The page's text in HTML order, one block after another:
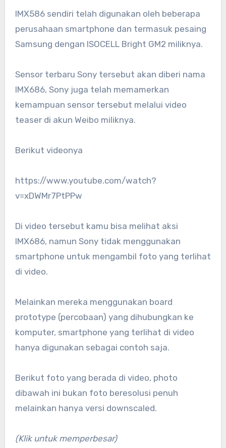
IMX586 sendiri telah digunakan oleh beberapa
perusahaan smartphone dan termasuk pesaing
Samsung dengan ISOCELL Bright GM2 miliknya.
Sensor terbaru Sony tersebut akan diberi nama
IMX686, Sony juga telah memamerkan
kemampuan sensor tersebut melalui video
teaser di akun Weibo miliknya.
Berikut videonya
https://www.youtube.com/watch?
v=xDWMr7PtPPw
Di video tersebut kamu bisa melihat aksi
IMX686, namun Sony tidak menggunakan
smartphone untuk mengambil foto yang terlihat
di video.
Melainkan mereka menggunakan board
prototype (percobaan) yang dihubungkan ke
komputer, smartphone yang terlihat di video
hanya digunakan sebagai contoh saja.
Berikut foto yang berada di video, photo
dibawah ini bukan foto beresolusi penuh
melainkan hanya versi downscaled.
(Klik untuk memperbesar)